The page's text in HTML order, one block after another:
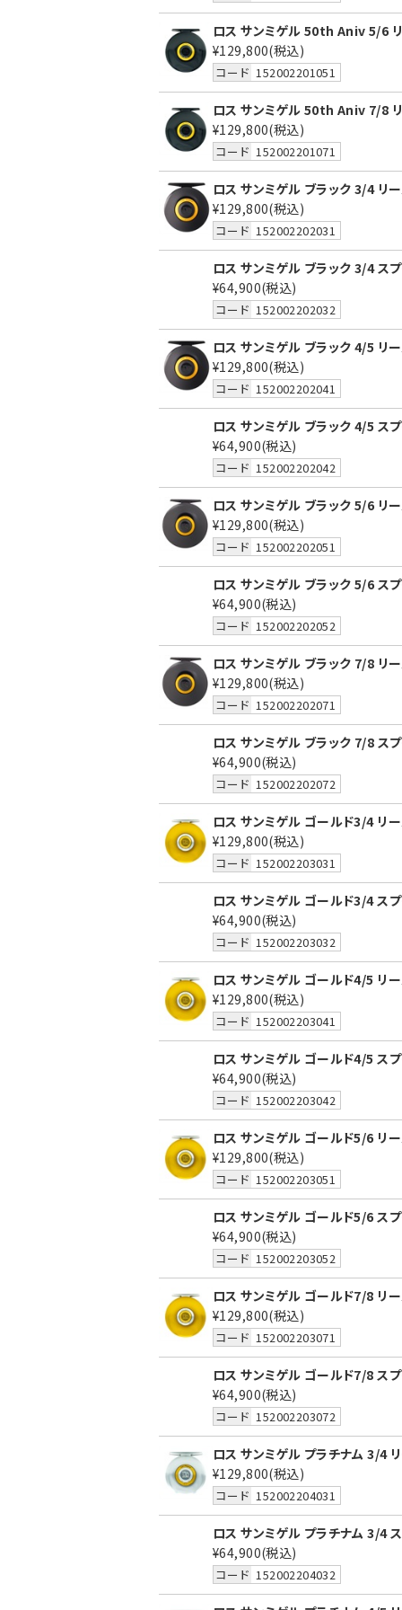
ロス サンミゲル 50th Aniv 5/6
¥129,800(税込)
コード 152002201051
ロス サンミゲル 50th Aniv 7/8
¥129,800(税込)
コード 152002201071
ロス サンミゲル ブラック 3/4 リ
¥129,800(税込)
コード 152002202031
ロス サンミゲル ブラック 3/4 ス
¥64,900(税込)
コード 152002202032
ロス サンミゲル ブラック 4/5 リ
¥129,800(税込)
コード 152002202041
ロス サンミゲル ブラック 4/5 ス
¥64,900(税込)
コード 152002202042
ロス サンミゲル ブラック 5/6 リ
¥129,800(税込)
コード 152002202051
ロス サンミゲル ブラック 5/6 ス
¥64,900(税込)
コード 152002202052
ロス サンミゲル ブラック 7/8 リ
¥129,800(税込)
コード 152002202071
ロス サンミゲル ブラック 7/8 ス
¥64,900(税込)
コード 152002202072
ロス サンミゲル ゴールド3/4 リ
¥129,800(税込)
コード 152002203031
ロス サンミゲル ゴールド3/4 ス
¥64,900(税込)
コード 152002203032
ロス サンミゲル ゴールド4/5 リ
¥129,800(税込)
コード 152002203041
ロス サンミゲル ゴールド4/5 ス
¥64,900(税込)
コード 152002203042
ロス サンミゲル ゴールド5/6 リ
¥129,800(税込)
コード 152002203051
ロス サンミゲル ゴールド5/6 ス
¥64,900(税込)
コード 152002203052
ロス サンミゲル ゴールド7/8 リ
¥129,800(税込)
コード 152002203071
ロス サンミゲル ゴールド7/8 ス
¥64,900(税込)
コード 152002203072
ロス サンミゲル プラチナム 3/4
¥129,800(税込)
コード 152002204031
ロス サンミゲル プラチナム 3/4
¥64,900(税込)
コード 152002204032